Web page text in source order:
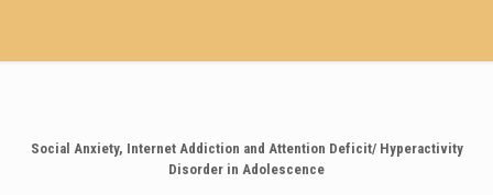
Social Anxiety, Internet Addiction and Attention Deficit/ Hyperactivity
Disorder in Adolescence